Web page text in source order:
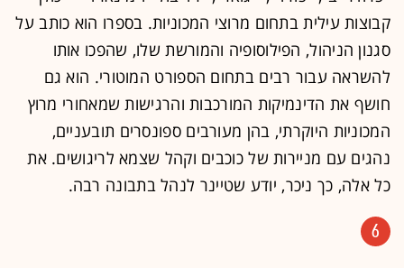
קבוצות עילית בתחום מרוצי המכוניות. בספרו הוא כותב על
סגנון הניהול, הפילוסופיה והמורשת שלו, שהפכו אותו
להשראה עבור רבים בתחום הספורט המוטורי. הוא גם
חושף את הדינמיקות המורכבות והרגישות שמאחורי מרוץ
המכוניות היוקרתי, בהן מעורבים ספונסרים תובעניים,
נהגים עם מניירות של כוכבים וקהל שצמא לריגושים. את
כל אלה, כך ניכר, יודע שטיינר לנהל בתבונה רבה.
6